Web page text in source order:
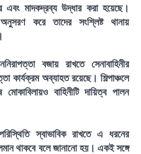
এবং মাদকদ্রব্য উদ্ধার করা হয়েছে।
করে তাদের সংশ্লিষ্ট থানায়
বজায় রাখতে সেনাবাহিনীর
কার্যক্রম অব্যাহত রয়েছে। শিল্পাঞ্চলে
বাহিনীটি দায়িত্ব পালন
স্বাভাবিক রাখতে এ ধরনের
থাকবে বলে জানানো হয়। একই সঙ্গে